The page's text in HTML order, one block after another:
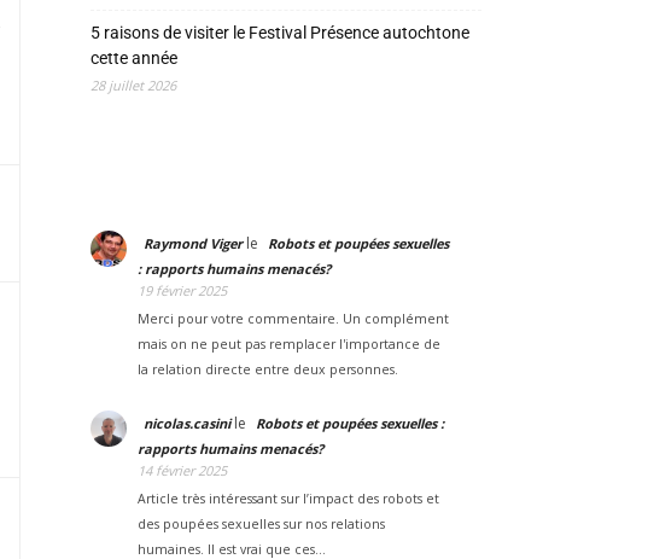
5 raisons de visiter le Festival Présence autochtone
cette année
28 juillet 2026
Raymond Vigerle
Robots et poupées sexuelles
: rapports humains menacés?
19 février 2025
Merci pour votre commentaire. Un complément
mais on ne peut pas remplacer l'importance de
la relation directe entre deux personnes.
nicolas.casinile
Robots et poupées sexuelles :
rapports humains menacés?
14 février 2025
Article très intéressant sur l’impact des robots et
des poupées sexuelles sur nos relations
humaines. Il est vrai que ces…